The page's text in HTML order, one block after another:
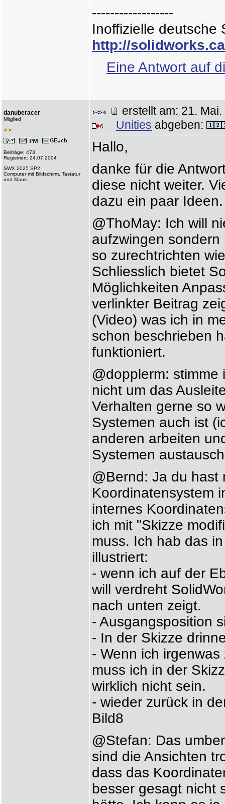
------------------
Inoffizielle
http://
Eine Antwort auf
danuberacer
Mitglied
Beiträge: 473
Registriert: 24.07.2004
SWX 2025 SP2
Computer mit Bildschirm, Tastatur
und Maus
erstellt am: 21.
Unities abgeben:
Hallo,
danke für die
diese nicht weiter.
dazu ein paar Ideen.
@ThoMay: Ich will
aufzwingen
so zurechtrichten
Schliesslich bietet
Möglichkeiten
verlinkter Beitrag
(Video) was ich in
schon beschrieben
funktioniert.
@dopplerm:
nicht um das
Verhalten gerne so
Systemen auch ist
anderen arbeiten
Systemen
@Bernd: Ja du hast
Koordinatensystem
internes
ich mit "Skizze
muss. Ich hab das
illustriert:
- wenn ich auf der
will verdreht
nach unten zeigt.
- Ausgangsposition
- In der Skizze
- Wenn ich
muss ich in der
wirklich nicht sein.
- wieder zurück in
Bild8
@Stefan: Das
sind die Ansichten
dass das
besser gesagt nicht